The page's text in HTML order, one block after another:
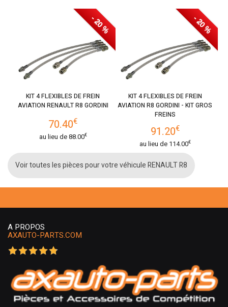
- 20 %
KIT 4 FLEXIBLES DE FREIN
AVIATION RENAULT R8 GORDINI
70.40€
au lieu de88.00€
- 20 %
KIT 4 FLEXIBLES DE FREIN
AVIATION R8 GORDINI - KIT GROS
FREINS
91.20€
au lieu de 114.00€
Voir toutes les pièces pour votre véhicule RENAULT R8
A PROPOS
AXAUTO-PARTS.COM